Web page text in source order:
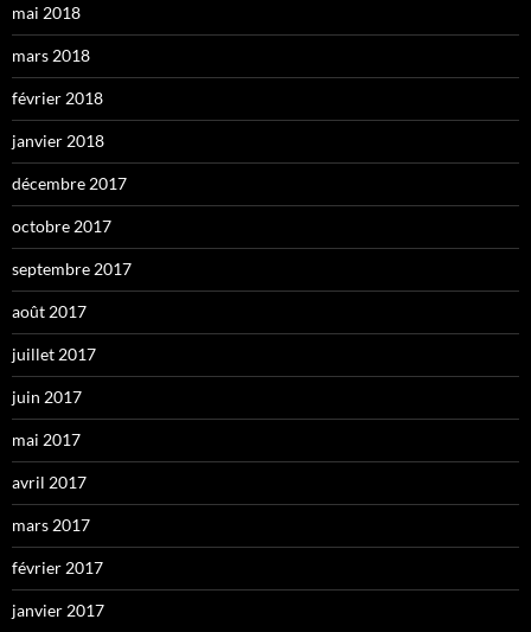
mai 2018
mars 2018
février 2018
janvier 2018
décembre 2017
octobre 2017
septembre 2017
août 2017
juillet 2017
juin 2017
mai 2017
avril 2017
mars 2017
février 2017
janvier 2017